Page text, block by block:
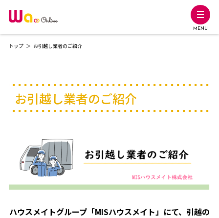
MENU
トップ お引越し業者のご紹介
お引越し業者のご紹介
ハウスメイトグループ「MISハウスメイト」にて、引越の